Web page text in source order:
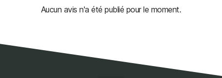
Aucun avis n'a été publié pour le moment.